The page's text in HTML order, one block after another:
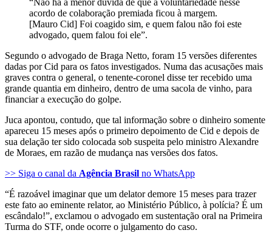
“Não há a menor dúvida de que a voluntariedade nesse
acordo de colaboração premiada ficou à margem.
[Mauro Cid] Foi coagido sim, e quem falou não foi este
advogado, quem falou foi ele”.
Segundo o advogado de Braga Netto, foram 15 versões diferentes
dadas por Cid para os fatos investigados. Numa das acusações mais
graves contra o general, o tenente-coronel disse ter recebido uma
grande quantia em dinheiro, dentro de uma sacola de vinho, para
financiar a execução do golpe.
Juca apontou, contudo, que tal informação sobre o dinheiro somente
apareceu 15 meses após o primeiro depoimento de Cid e depois de
sua delação ter sido colocada sob suspeita pelo ministro Alexandre
de Moraes, em razão de mudança nas versões dos fatos.
>> Siga o canal da Agência Brasil no WhatsApp
“É razoável imaginar que um delator demore 15 meses para trazer
este fato ao eminente relator, ao Ministério Público, à polícia? É um
escândalo!”, exclamou o advogado em sustentação oral na Primeira
Turma do STF, onde ocorre o julgamento do caso.